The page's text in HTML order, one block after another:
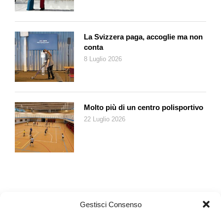
Gestisci Consenso
4. Chiedete a uno spettatore di estrarre casualmente un
sono riportati numeri differenti).
5. Fornite al pubblico queste due ultime istruzioni:
– al risultato che avevate ottenuto in precedenza, aggiungete il
numero che si trova all’esterno del foglietto estratto;
all’inizio.
6. Chiedete agli spettatori di pronunciare ad alta voce,
contemporaneamente, il numero ottenuto come risultato finale:
in maniera inattesa, questo sarà lo stesso per ciascuno di loro,
indipendentemente dal valore scelto all’inizio!
La Svizzera paga, accoglie ma non
conta
8 Luglio 2026
Molto più di un centro polisportivo
22 Luglio 2026